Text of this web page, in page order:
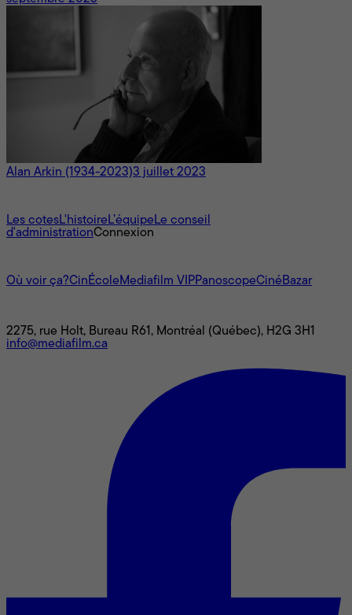
Alan Arkin (1934-2023)3 juillet 2023
Les cotesL'histoireL’équipeLe conseil
d'administrationConnexion
Où voir ça?CinÉcoleMediafilm VIPPanoscopeCinéBazar
2275, rue Holt, Bureau R61, Montréal (Québec), H2G 3H1
info@mediafilm.ca